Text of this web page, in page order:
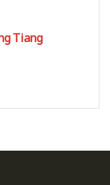
Tiang